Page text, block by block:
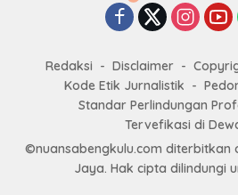
Redaksi Disclaimer
Kode Etik Jurnalistik
Standar Perlindungan
Tervefikasi di
©nuansabengkulu.com diterbitkan
Jaya. Hak cipta dilindungi